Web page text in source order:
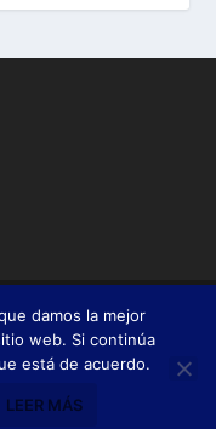
Chento & Mitxel
y no está relacionada con
damos la mejor
web. Si continúa
está de acuerdo.
LEER MÁS